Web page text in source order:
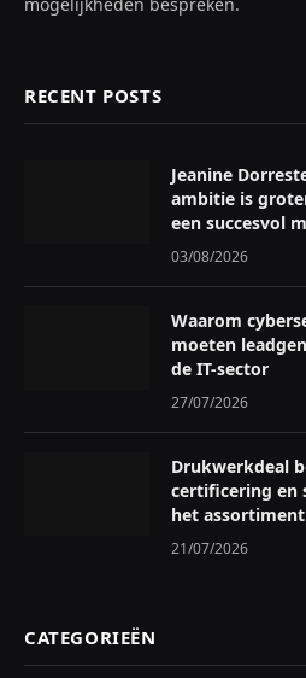
RECENT POSTS
Jeanine
ambitie is
een succesvol
03/08/2026
Waarom
moeten
de IT-sector
27/07/2026
Drukwerkdeal
certificering en
het assortiment
21/07/2026
CATEGORIEËN